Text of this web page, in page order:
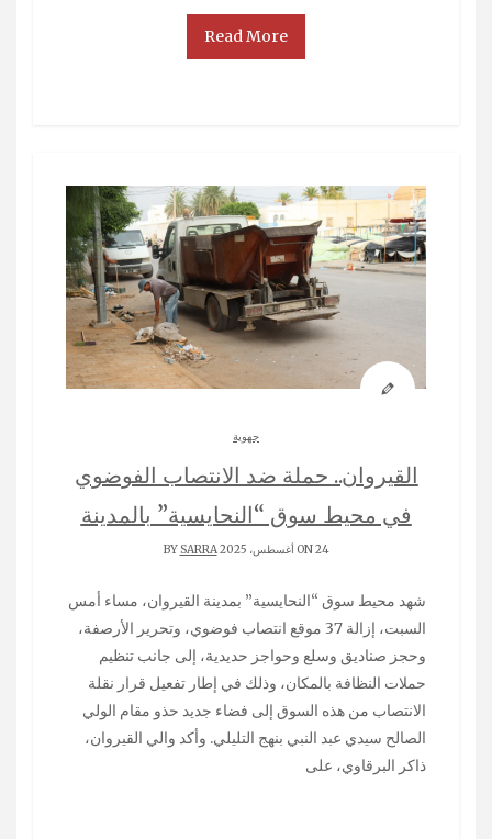
Read More
جهوية
القيروان.. حملة ضد الانتصاب الفوضوي
في محيط سوق “النحايسية” بالمدينة
ON 24 أغسطس، 2025 BY SARRA
شهد محيط سوق “النحايسية” بمدينة القيروان، مساء أمس
السبت، إزالة 37 موقع انتصاب فوضوي، وتحرير الأرصفة،
وحجز صناديق وسلع وحواجز حديدية، إلى جانب تنظيم
حملات النظافة بالمكان، وذلك في إطار تفعيل قرار نقلة
الانتصاب من هذه السوق إلى فضاء جديد حذو مقام الولي
الصالح سيدي عبد النبي بنهج التليلي. وأكد والي القيروان،
ذاكر البرقاوي، على